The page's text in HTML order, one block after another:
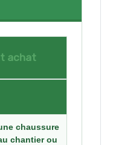
achat
chaussure
chantier ou